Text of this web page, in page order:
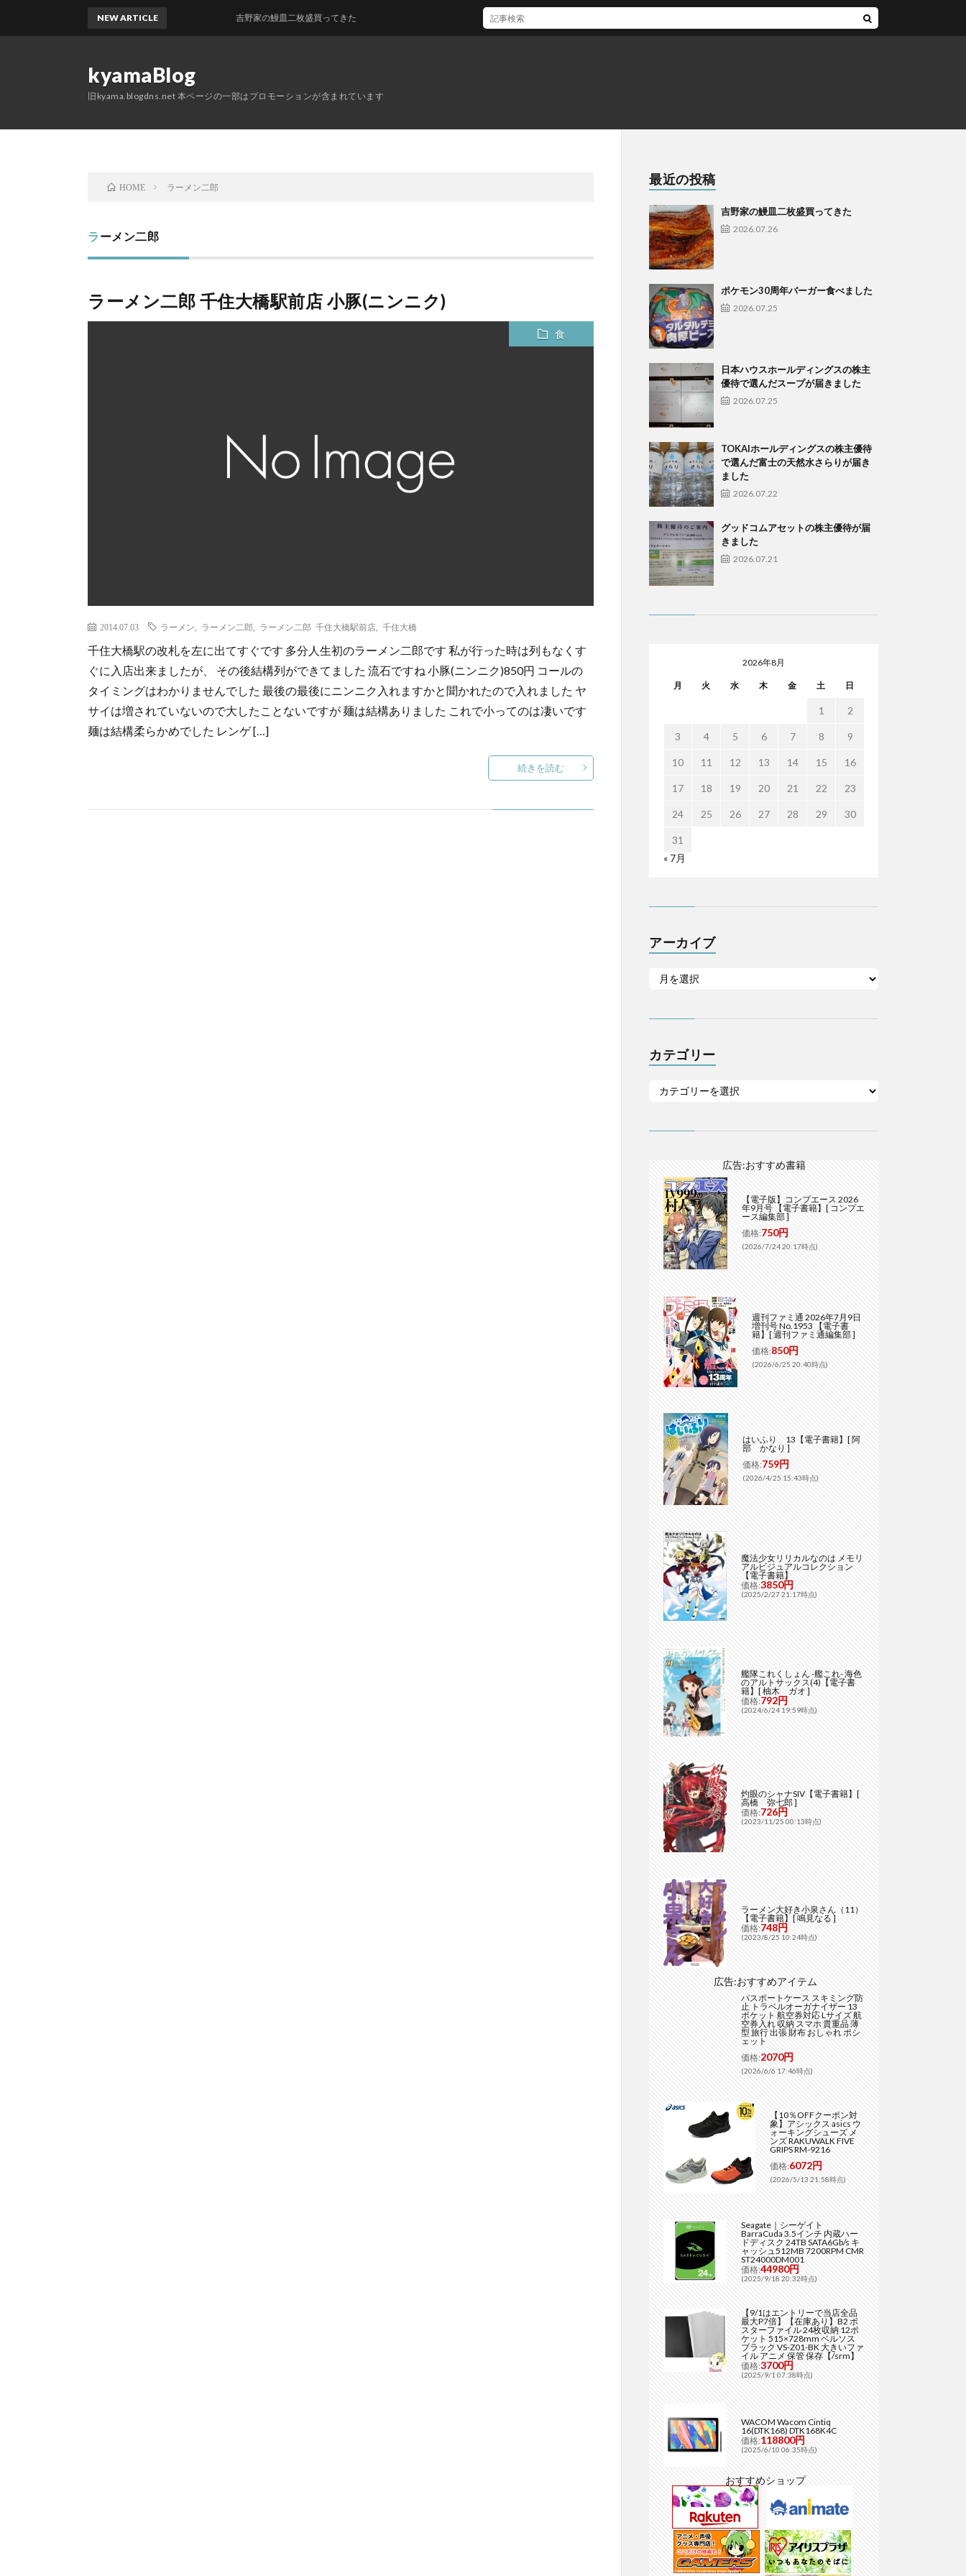
kyamaBlog
旧kyama.blogdns.net 本ページの一部はプロモーションが含まれています
NEW ARTICLE 吉野家の鰻皿二枚盛買ってきた
HOME ラーメン二郎
ラーメン二郎
ラーメン二郎 千住大橋駅前店 小豚(ニンニク)
食
2014.07.03 ラーメン ラーメン二郎 ラーメン二郎 千住大橋駅前店 千住大橋
千住大橋駅の改札を左に出てすぐです 多分人生初のラーメン二郎です 私が行った時は列もなくす
ぐに入店出来ましたが、 その後結構列ができてました 流石ですね 小豚(ニンニク)850円 コールの
タイミングはわかりませんでした 最後の最後にニンニク入れますかと聞かれたので入れました ヤ
サイは増されていないので大したことないですが 麺は結構ありました これで小ってのは凄いです
麺は結構柔らかめでした レンゲ […]
続きを読む
最近の投稿
吉野家の鰻皿二枚盛買ってきた
2026.07.26
ポケモン30周年バーガー食べました
2026.07.25
日本ハウスホールディングスの株主
優待で選んだスープが届きました
2026.07.25
TOKAIホールディングスの株主優待
で選んだ富士の天然水さらりが届き
ました
2026.07.22
グッドコムアセットの株主優待が届
きました
2026.07.21
2026年8月
月 火 水 木 金 土 日
1 2
3 4 5 6 7 8 9
10 11 12 13 14 15 16
17 18 19 20 21 22 23
24 25 26 27 28 29 30
31
« 7月
アーカイブ
カテゴリー
広告:おすすめ書籍
【電子版】コンプエース 2026
年9月号 【電子書籍】[ コンプエ
ース編集部 ]
価格:750円
(2026/7/24 20:17時点)
週刊ファミ通 2026年7月9日
増刊号 No.1953 【電子書
籍】[ 週刊ファミ通編集部 ]
価格:850円
(2026/6/25 20:40時点)
はいふり 13【電子書籍】[ 阿
部 かなり ]
価格:759円
(2026/4/25 15:43時点)
魔法少女リリカルなのは メモリ
アルビジュアルコレクション
【電子書籍】
価格:3850円
(2025/2/27 21:17時点)
艦隊これくしょん -艦これ- 海色
のアルトサックス(4)【電子書
籍】[ 柚木 ガオ ]
価格:792円
(2024/6/24 19:59時点)
灼眼のシャナSIV【電子書籍】[
高橋 弥七郎 ]
価格:726円
(2023/11/25 00:13時点)
ラーメン大好き小泉さん（11）
【電子書籍】[ 鳴見なる ]
価格:748円
(2023/8/25 10:24時点)
広告:おすすめアイテム
パスポートケース スキミング防
止 トラベルオーガナイザー 13
ポケット 航空券対応 Lサイズ 航
空券入れ 収納 スマホ 貴重品 薄
型 旅行 出張 財布 おしゃれ ポシ
ェット
価格:2070円
(2026/6/6 17:46時点)
【10％OFFクーポン対
象】アシックス asics ウ
ォーキングシューズ メ
ンズ RAKUWALK FIVE
GRIPS RM-9216
価格:6072円
(2026/5/13 21:58時点)
Seagate｜シーゲイト
BarraCuda 3.5インチ 内蔵ハー
ドディスク 24TB SATA6Gb/s キ
ャッシュ512MB 7200RPM CMR
ST24000DM001
価格:44980円
(2025/9/18 20:32時点)
【9/1はエントリーで当店全品
最大P7倍】【在庫あり】B2 ポ
スターファイル 24枚収納 12ポ
ケット 515×728mm ベルソス
ブラック VS-Z01-BK 大きいファ
イル アニメ 保管 保存【/srm】
価格:3700円
(2025/9/1 07:38時点)
WACOM Wacom Cintiq
16(DTK168) DTK168K4C
価格:118800円
(2025/6/10 06:35時点)
おすすめショップ